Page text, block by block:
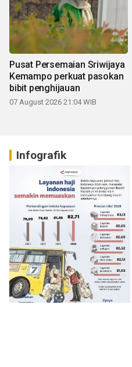
Pusat Persemaian Sriwijaya
Kemampo perkuat pasokan
bibit penghijauan
07 August 2026 21:04 WIB
Infografik